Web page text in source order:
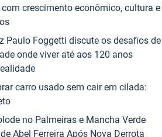
crescimento econômico, cultura e
Paulo Foggetti discute os desafios de
onde viver até aos 120 anos
carro usado sem cair em cilada:
no Palmeiras e Mancha Verde
Abel Ferreira Após Nova Derrota